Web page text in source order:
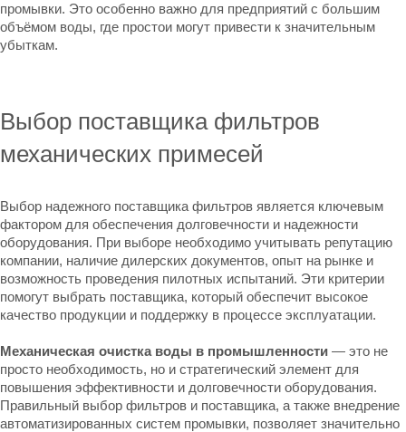
промывки. Это особенно важно для предприятий с большим
объёмом воды, где простои могут привести к значительным
убыткам.
Выбор поставщика фильтров
механических примесей
Выбор надежного поставщика фильтров является ключевым
фактором для обеспечения долговечности и надежности
оборудования. При выборе необходимо учитывать репутацию
компании, наличие дилерских документов, опыт на рынке и
возможность проведения пилотных испытаний. Эти критерии
помогут выбрать поставщика, который обеспечит высокое
качество продукции и поддержку в процессе эксплуатации.
Механическая очистка воды в промышленности — это не
просто необходимость, но и стратегический элемент для
повышения эффективности и долговечности оборудования.
Правильный выбор фильтров и поставщика, а также внедрение
автоматизированных систем промывки, позволяет значительно